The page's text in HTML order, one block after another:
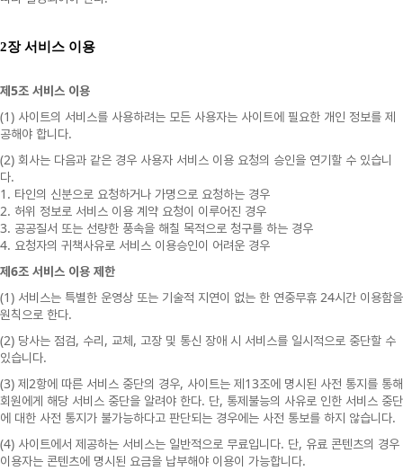
2장 서비스 이용
제 5조 서비스 이용
(1) 사이트의 서비스를 사용하려는 모든 사용자는 사이트에 필요한 개인 정보를 제
공해야 합니다.
(2) 회사는 다음과 같은 경우 사용자 서비스 이용 요청의 승인을 연기할 수 있습니
다.
1. 타인의 신분으로 요청하거나 가명으로 요청하는 경우
2. 허위 정보로 서비스 이용 계약 요청이 이루어진 경우
3. 공공질서 또는 선량한 풍속을 해칠 목적으로 청구를 하는 경우
4. 요청자의 귀책사유로 서비스 이용승인이 어려운 경우
제 6조 서비스 이용 제한
(1) 서비스는 특별한 운영상 또는 기술적 지연이 없는 한 연중무휴 24시간 이용함을
원칙으로 한다.
(2) 당사는 점검, 수리 , 교체 , 고장 및 통신 장애 시 서비스를 일시적으로 중단할 수
있습니다.
(3) 제 2항에 따른 서비스 중단의 경우, 사이트는 제 13조에 명시된 사전 통지를 통해
회원에게 해당 서비스 중단을 알려야 한다. 단, 통제불능의 사유로 인한 서비스 중단
에 대한 사전 통지가 불가능하다고 판단되는 경우에는 사전 통보를 하지 않습니다.
(4) 사이트에서 제공하는 서비스는 일반적으로 무료입니다. 단, 유료 콘텐츠의 경우
이용자는 콘텐츠에 명시된 요금을 납부해야 이용이 가능합니다.